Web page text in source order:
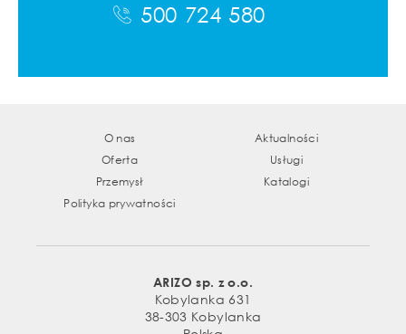
500 724 580
O nas
Aktualności
Oferta
Usługi
Przemysł
Katalogi
Polityka prywatności
ARIZO sp. z o.o.
Kobylanka 631
38-303 Kobylanka